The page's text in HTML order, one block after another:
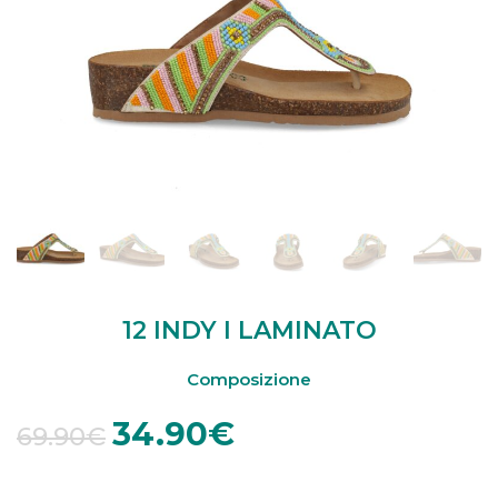
12 INDY I LAMINATO
Composizione
69.90€ 34.90€